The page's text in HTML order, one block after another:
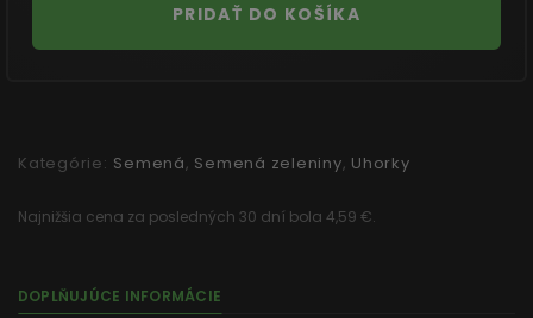
PRIDAŤ DO KOŠÍKA
Kategórie: Semená, Semená zeleniny, Uhorky
Najnižšia cena za posledných 30 dní bola 4,59 €.
DOPLŇUJÚCE INFORMÁCIE